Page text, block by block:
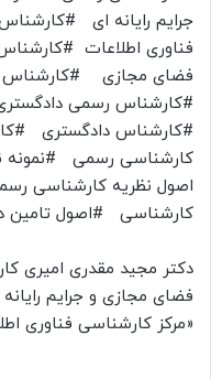
جرایم رایانه ای
فناوری اطلاعات
فضای مجازی #کارشناس
#کارشناس رسمی
#کارشناس دادگستری
کارشناسی رسمی #نمونه
اصول نظریه کارشناسی
کارشناسی #اصول تامین
دکتر مجید مقدری امیری
فضای مجازی و جرایم
«مرکز کارشناسی فناوری